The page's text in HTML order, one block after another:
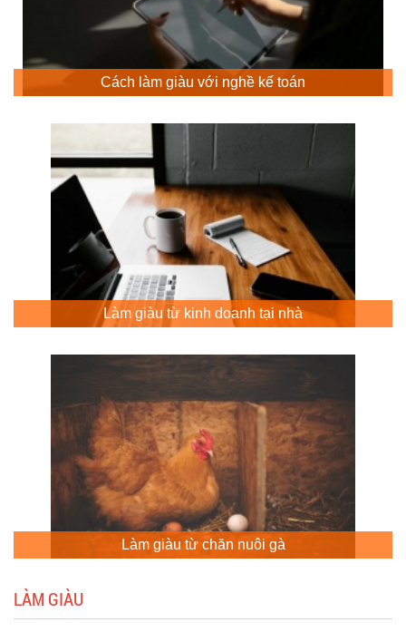
Cách làm giàu với nghề kế toán
Làm giàu từ kinh doanh tại nhà
Làm giàu từ chăn nuôi gà
LÀM GIÀU